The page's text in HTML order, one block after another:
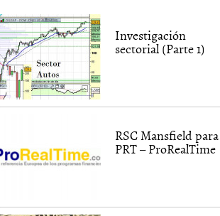
Investigación
sectorial (Parte 1)
RSC Mansfield para
PRT – ProRealTime